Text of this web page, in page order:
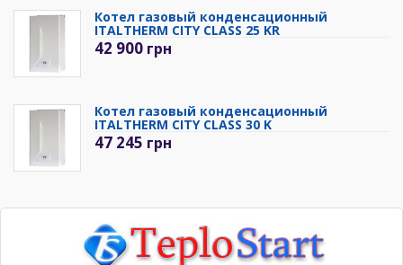
Котел газовый конденсационный
ITALTHERM CITY CLASS 25 KR
42 900 грн
Котел газовый конденсационный
ITALTHERM CITY CLASS 30 K
47 245 грн